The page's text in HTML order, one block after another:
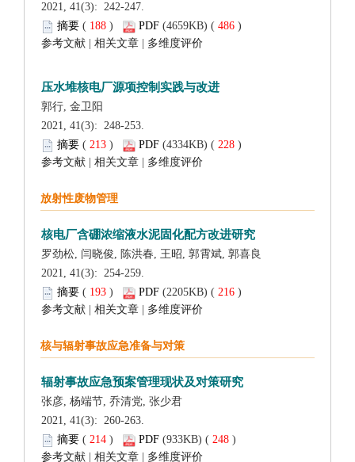
2021, 41(3): 242-247.
(
) 486 )
2021, 41(3): 248-253.
(
) 228 )
2021, 41(3): 254-259.
(
) 216 )
2021, 41(3): 260-263.
(
) 248 )